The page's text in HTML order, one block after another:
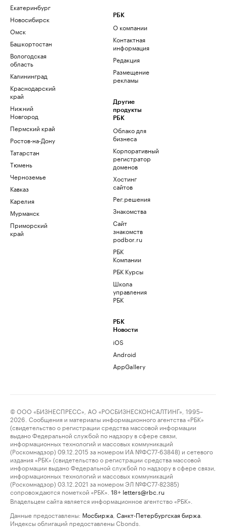
Екатеринбург
Новосибирск
Омск
Башкортостан
Вологодская
область
Калининград
Краснодарский
край
Нижний
Новгород
Пермский край
Ростов-на-Дону
Татарстан
Тюмень
Черноземье
Кавказ
Карелия
Мурманск
Приморский
край
РБК
О компании
Контактная
информация
Редакция
Размещение
рекламы
Другие
продукты
РБК
Облако для
бизнеса
Корпоративный
регистратор
доменов
Хостинг
сайтов
Рег.решения
Знакомства
Сайт
знакомств
podbor.ru
РБК
Компании
РБК Курсы
Школа
управления
РБК
РБК
Новости
iOS
Android
AppGallery
© ООО «БИЗНЕСПРЕСС», АО «РОСБИЗНЕСКОНСАЛТИНГ», 1995–
2026. Сообщения и материалы информационного агентства «РБК»
(свидетельство о регистрации средства массовой информации
выдано Федеральной службой по надзору в сфере связи,
информационных технологий и массовых коммуникаций
(Роскомнадзор) 09.12.2015 за номером ИА №ФС77-63848) и сетевого
издания «РБК» (свидетельство о регистрации средства массовой
информации выдано Федеральной службой по надзору в сфере связи,
информационных технологий и массовых коммуникаций
(Роскомнадзор) 03.12.2021 за номером ЭЛ №ФС77-82385)
сопровождаются пометкой «РБК».
18+ letters@rbc.ru
Владельцем сайта является информационное агентство «РБК».
Данные предоставлены: Мосбиржа Санкт-Петербургская биржа
Индексы облигаций предоставлены Cbonds.